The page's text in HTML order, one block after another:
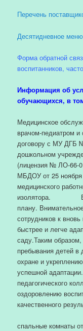
Перечень
Десятидневное
Форма обратной
воспитанников,
Информация об
обучающихся, в
Медицинское
врачом-педиатром и
договору с МУ ДГБ
дошкольном
(лицензия № ЛО-66-
МБДОУ от 25 ноября
медицинского
изолятора.
плану.
сотрудников к
быстрее и легче
саду.Таким
пребывания детей
охране и
успешной
педагогического
оздоровлению
качественного
спальные комнаты